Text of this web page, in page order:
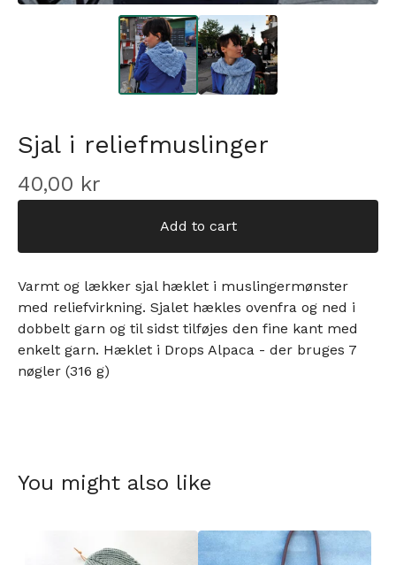
Sjal i reliefmuslinger
40,00 kr
Add to cart
Varmt og lækker sjal hæklet i muslingermønster
med reliefvirkning. Sjalet hækles ovenfra og ned i
dobbelt garn og til sidst tilføjes den fine kant med
enkelt garn. Hæklet i Drops Alpaca - der bruges 7
nøgler (316 g)
You might also like